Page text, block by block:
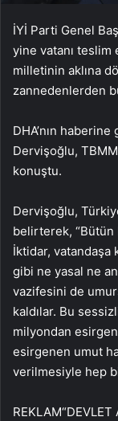
İYİ Parti Genel
yine vatanı
milletinin aklına
zannedenlerden
DHA’nın
Dervişoğlu,
konuştu.
Dervişoğlu,
belirterek, “Bütün
İktidar, vatandaşa
gibi ne yasal ne
vazifesini de
kaldılar. Bu
milyondan
esirgenen umut
verilmesiyle hep
REKLAM“DEVLET